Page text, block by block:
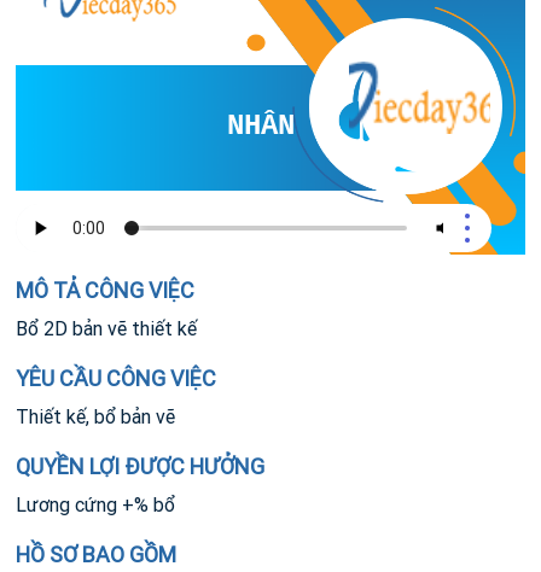
NHÂN VIÊN KỸ THUẬT
MÔ TẢ CÔNG VIỆC
Bổ 2D bản vẽ thiết kế
YÊU CẦU CÔNG VIỆC
Thiết kế, bổ bản vẽ
QUYỀN LỢI ĐƯỢC HƯỞNG
Lương cứng +% bổ
HỒ SƠ BAO GỒM